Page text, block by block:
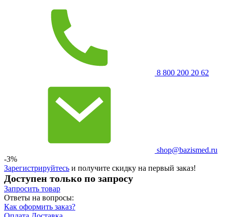
8 800 200 20 62
shop@bazismed.ru
-3%
Зарегистрируйтесь и получите скидку на первый заказ!
Доступен только по запросу
Запросить товар
Ответы на вопросы:
Как оформить заказ?